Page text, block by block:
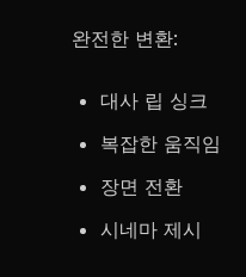
완전한 변환:
대사 립 싱크
복잡한 움직임
장면 전환
시네마 제시